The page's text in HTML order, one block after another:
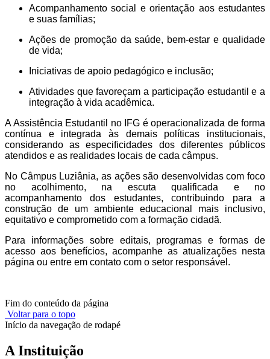
Acompanhamento social e orientação aos estudantes
e suas famílias;
Ações de promoção da saúde, bem-estar e qualidade
de vida;
Iniciativas de apoio pedagógico e inclusão;
Atividades que favoreçam a participação estudantil e a
integração à vida acadêmica.
A Assistência Estudantil no IFG é operacionalizada de forma
contínua e integrada às demais políticas institucionais,
considerando as especificidades dos diferentes públicos
atendidos e as realidades locais de cada câmpus.
No Câmpus Luziânia, as ações são desenvolvidas com foco
no acolhimento, na escuta qualificada e no
acompanhamento dos estudantes, contribuindo para a
construção de um ambiente educacional mais inclusivo,
equitativo e comprometido com a formação cidadã.
Para informações sobre editais, programas e formas de
acesso aos benefícios, acompanhe as atualizações nesta
página ou entre em contato com o setor responsável.
Fim do conteúdo da página
Voltar para o topo
Início da navegação de rodapé
A Instituição